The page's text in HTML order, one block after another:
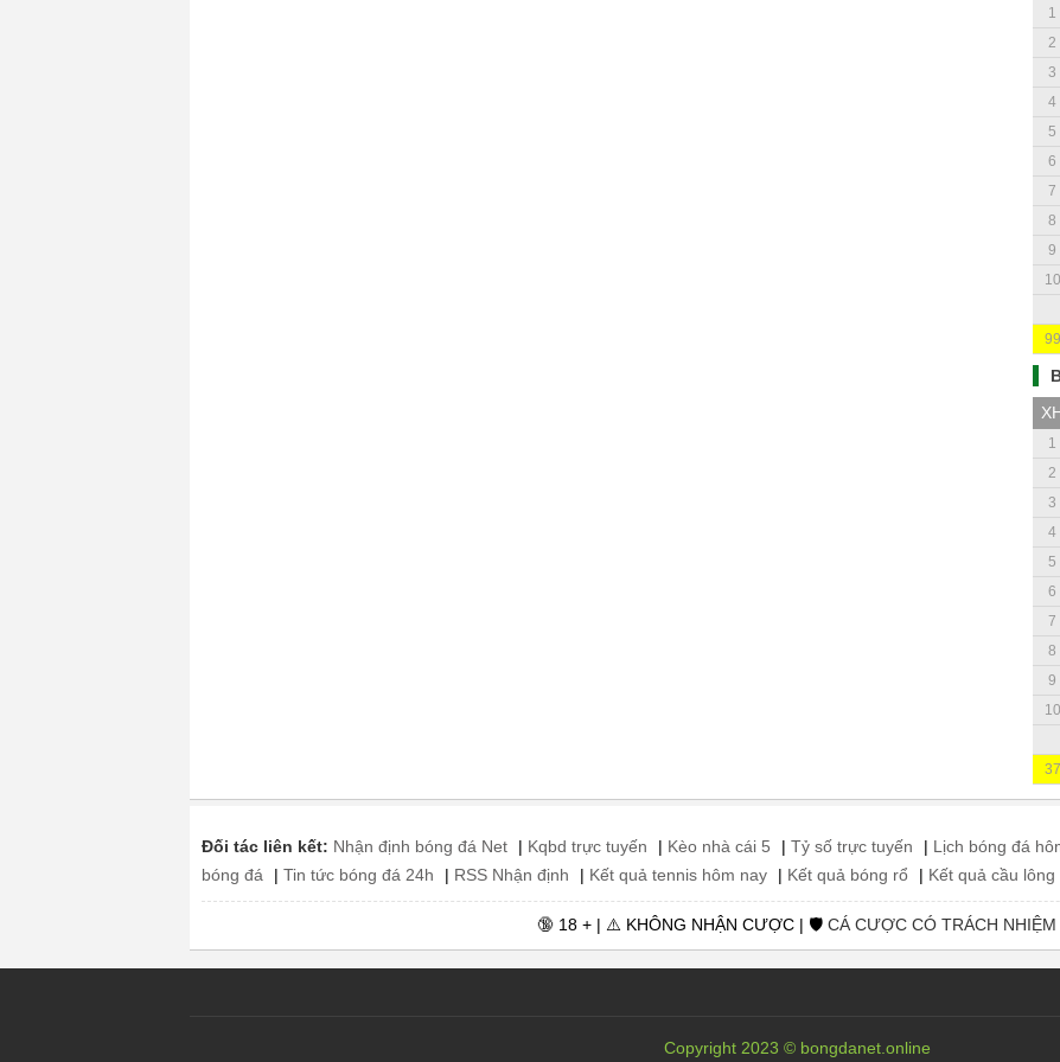
1
2
3
4
5
6
7
8
9
10
99
1
2
3
4
5
6
7
8
9
10
37
Đối tác liên kết: Nhận định bóng đá Net | Kqbd trực tuyến | Kèo nhà cái 5 | Tỷ số trực tuyến | Lịch bóng đá
bóng đá
| Tin tức bóng đá 24h | RSS Nhận định | Kết quả tennis hôm nay | Kết quả bóng rổ | Kết quả cầu lông
🔞 18 + | ⚠️ KHÔNG NHẬN CƯỢC | 🛡️ CÁ CƯỢC CÓ TRÁCH NHIỆM
Copyright 2023 © bongdanet.online